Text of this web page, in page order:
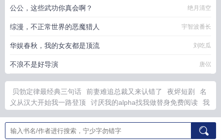
公公，这些武功你真会啊？ 绝月清空
综漫，不正常世界的恶魔猎人 宇智波番长
华娱春秋，我的女友都是顶流 刘吃瓜
不浪不是好导演 唐巛
贝勃定律最经典三句话 前妻难追总裁又来认错了 夜烬短剧
名
义从汉大开始我一路登顶
讨厌我的alpha找我做替身免费阅读
我
坏事
许你情深深似海结局 名义从汉大历史系宁方奇
闭关三千年
青云宗
贝勃定律是啥 变形金刚无限钻石无限金币版 妖妃有喜了